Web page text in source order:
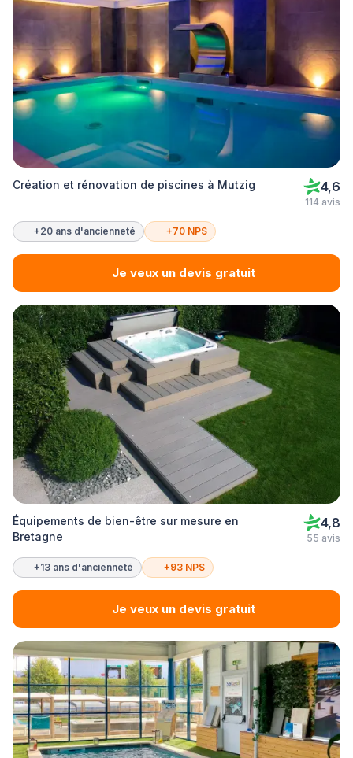
Création et rénovation de piscines à Mutzig 4,6
114 avis
+20 ans d'ancienneté +70 NPS
Je veux un devis gratuit
Équipements de bien-être sur mesure en
Bretagne
4,8
55 avis
+13 ans d'ancienneté +93 NPS
Je veux un devis gratuit